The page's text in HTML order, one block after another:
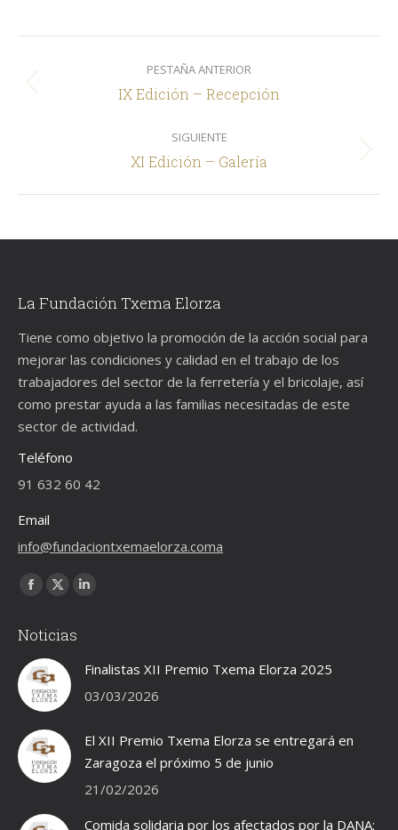
comentarios
PESTAÑA ANTERIOR
Pestaña
IX Edición – Recepción
SIGUIENTE
Siguiente
XI Edición – Galería
La Fundación Txema Elorza
Tiene como objetivo la promoción de la acción social para
mejorar las condiciones y calidad en el trabajo de los
trabajadores del sector de la ferretería y el bricolaje, así
como prestar ayuda a las familias necesitadas de este
sector de actividad.
Teléfono
91 632 60 42
Email
info@fundaciontxemaelorza.coma
Encuéntranos en:
Facebook
opens
in
new
window
X
opens
in
new
window
Linkedin
in
Noticias
Finalistas XII Premio Txema Elorza 2025
03/03/2026
El XII Premio Txema Elorza se entregará en
Zaragoza el próximo 5 de junio
21/02/2026
Comida solidaria por los afectados por la DANA: